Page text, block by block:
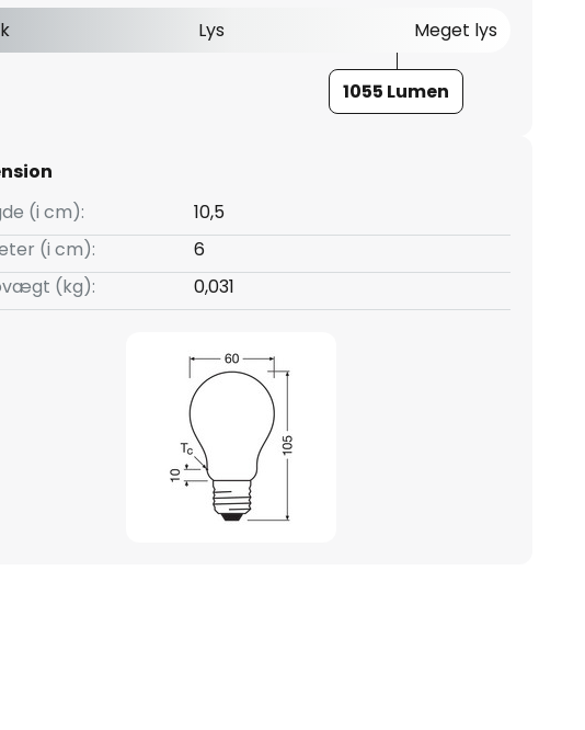
Lys Meget lys
1055 Lumen
(i cm):
10,5
(i cm):
6
(kg):
0,031